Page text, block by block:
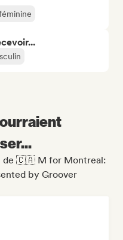
de 🇨🇦 M for Montreal:
by Groover